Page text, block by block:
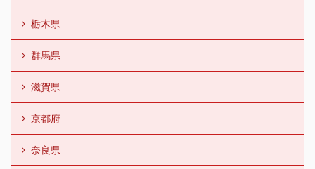
栃木県
群馬県
滋賀県
京都府
奈良県